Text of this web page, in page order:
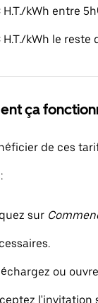
H.T./kWh entre
H.T./kWh le reste
ça
de ces
sur
ou
l'invitation